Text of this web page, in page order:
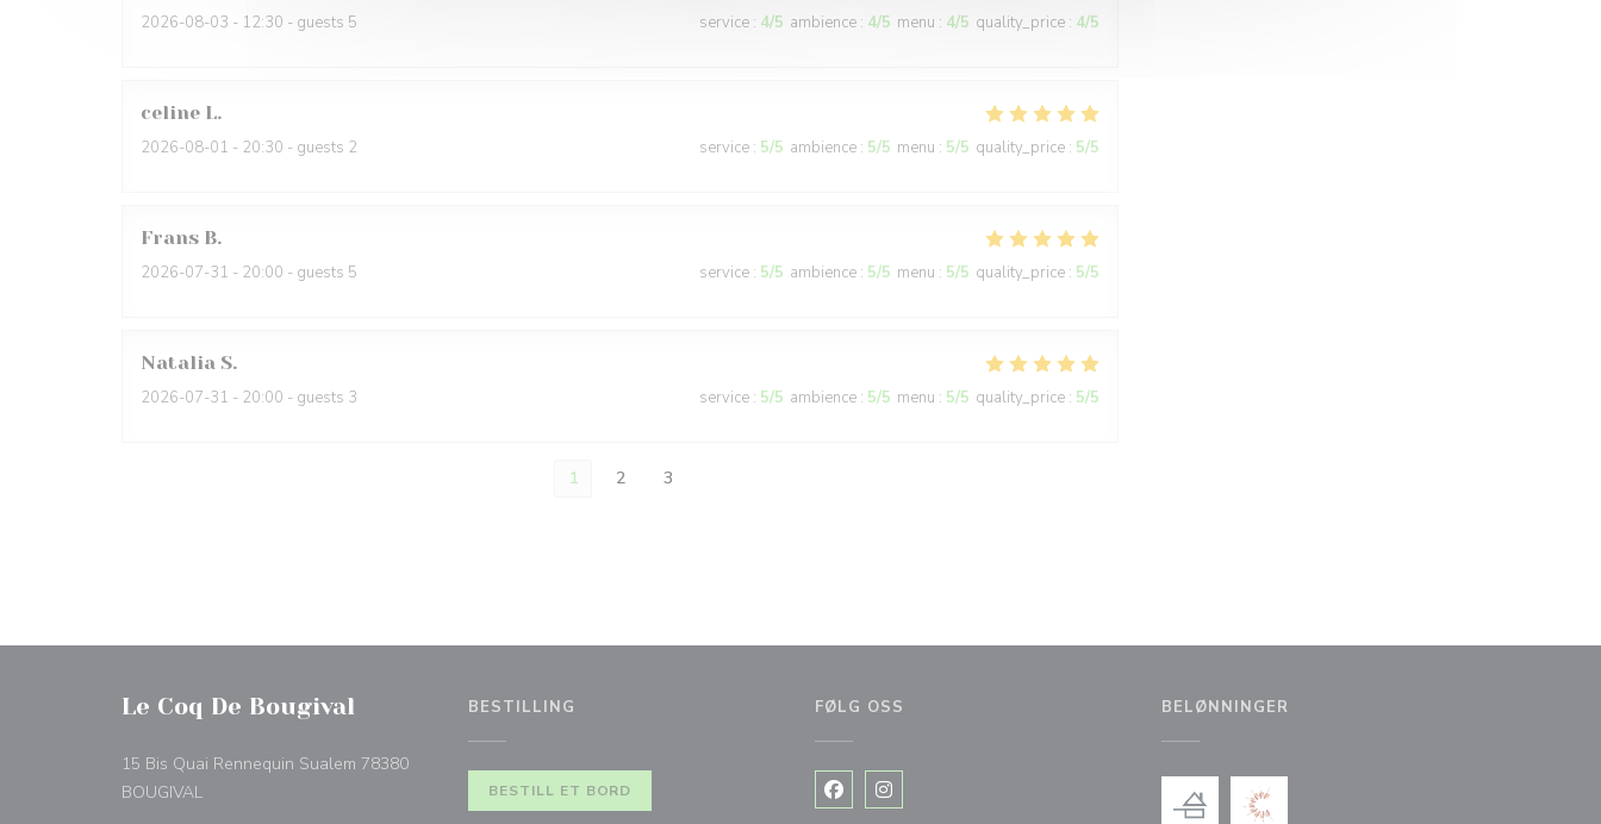
2026-08-03 - 12:30 - guests 5 service : 4/5 ambience : 4/5 menu : 4/5 quality_price : 4/5
celine L
2026-08-01 - 20:30 - guests 2 service : 5/5 ambience : 5/5 menu : 5/5 quality_price : 5/5
Frans B
2026-07-31 - 20:00 - guests 5 service : 5/5 ambience : 5/5 menu : 5/5 quality_price : 5/5
Natalia S
2026-07-31 - 20:00 - guests 3 service : 5/5 ambience : 5/5 menu : 5/5 quality_price : 5/5
1 2 3
Le Coq De Bougival
15 Bis Quai Rennequin Sualem 78380
BOUGIVAL((åpner i et nytt vindu))
BESTILLING
BESTILL ET BORD
FØLG OSS
Facebook ((åpner i et nytt vindu))
Instagram ((åpner i et nytt vindu))
BELØNNINGER